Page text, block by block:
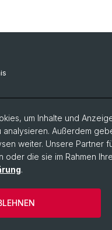
Philosophisch-Historische
Kontakt
um Inhalte und
analysieren. Außerdem
weiter. Unsere Partner
oder die sie im Rahmen
.